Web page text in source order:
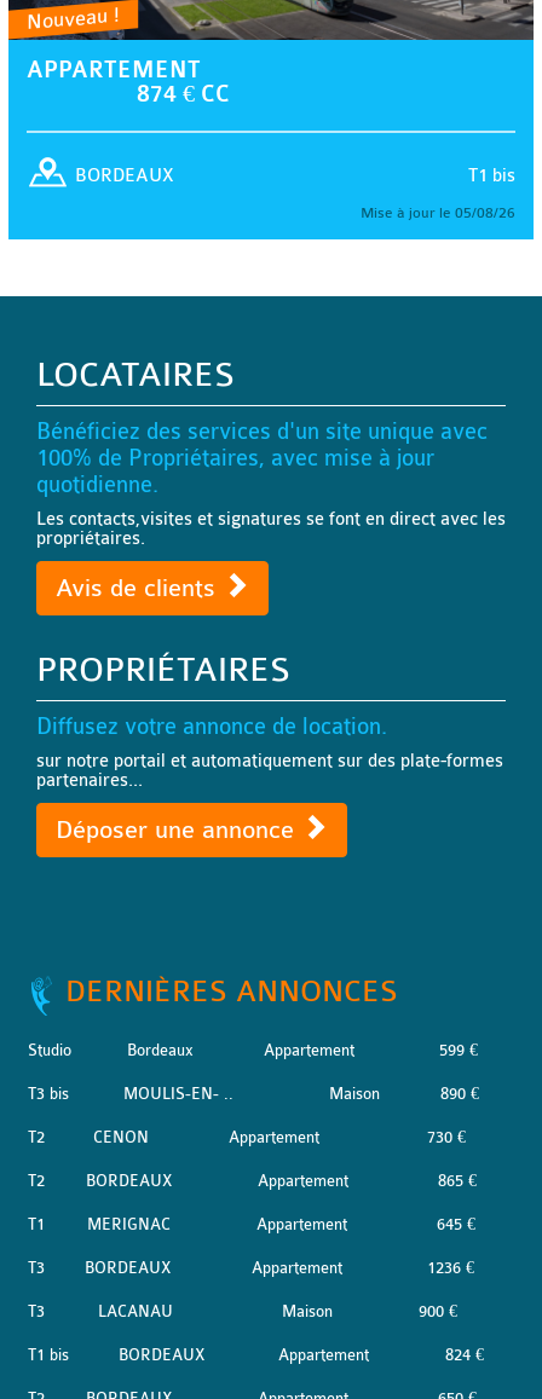
Nouveau !
APPARTEMENT
874 € CC
T1 bis
BORDEAUX
Mise à jour le 05/08/26
LOCATAIRES
Bénéficiez des services d'un site unique avec
100% de Propriétaires, avec mise à jour
quotidienne.
Les contacts,visites et signatures se font en direct avec les
propriétaires.
Avis de clients
PROPRIÉTAIRES
Diffusez votre annonce de location.
sur notre portail et automatiquement sur des plate-formes
partenaires...
Déposer une annonce
DERNIÈRES ANNONCES
Studio Bordeaux Appartement 599 €
T3 bis MOULIS-EN- .. Maison 890 €
T2 CENON Appartement 730 €
T2 BORDEAUX Appartement 865 €
T1 MERIGNAC Appartement 645 €
T3 BORDEAUX Appartement 1236 €
T3 LACANAU Maison 900 €
T1 bis BORDEAUX Appartement 824 €